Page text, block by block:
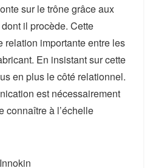
sur le trône grâce aux
il procède. Cette
relation importante entre les
En insistant sur cette
en plus le côté relationnel.
est nécessairement
connaître à l’échelle